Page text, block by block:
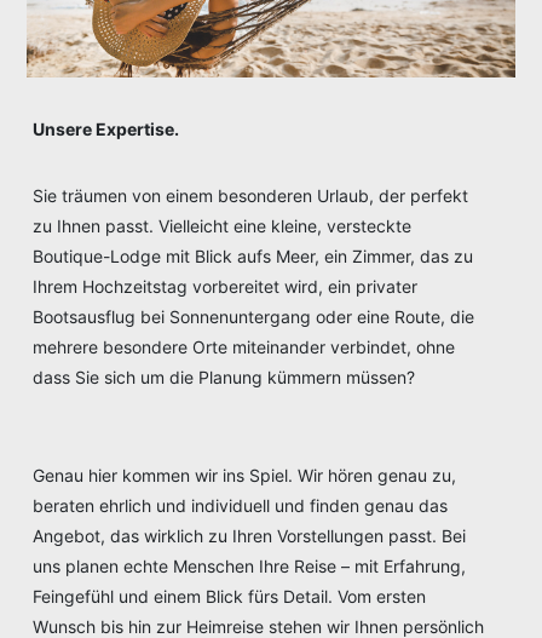
Unsere Expertise.
Sie träumen von einem besonderen Urlaub, der perfekt
zu Ihnen passt. Vielleicht eine kleine, versteckte
Boutique-Lodge mit Blick aufs Meer, ein Zimmer, das zu
Ihrem Hochzeitstag vorbereitet wird, ein privater
Bootsausflug bei Sonnenuntergang oder eine Route, die
mehrere besondere Orte miteinander verbindet, ohne
dass Sie sich um die Planung kümmern müssen?
Genau hier kommen wir ins Spiel. Wir hören genau zu,
beraten ehrlich und individuell und finden genau das
Angebot, das wirklich zu Ihren Vorstellungen passt. Bei
uns planen echte Menschen Ihre Reise – mit Erfahrung,
Feingefühl und einem Blick fürs Detail. Vom ersten
Wunsch bis hin zur Heimreise stehen wir Ihnen persönlich